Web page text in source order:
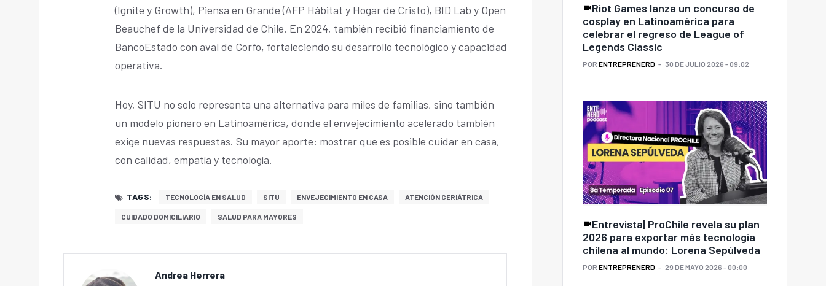
(Ignite y Growth), Piensa en Grande (AFP Hábitat y Hogar de Cristo), BID Lab y Open
Beauchef de la Universidad de Chile. En 2024, también recibió financiamiento de
BancoEstado con aval de Corfo, fortaleciendo su desarrollo tecnológico y capacidad
operativa.
Hoy, SITU no solo representa una alternativa para miles de familias, sino también
un modelo pionero en Latinoamérica, donde el envejecimiento acelerado también
exige nuevas respuestas. Su mayor aporte: mostrar que es posible cuidar en casa,
con calidad, empatía y tecnología.
TAGS: TECNOLOGÍA EN SALUD SITU ENVEJECIMIENTO EN CASA ATENCIÓN GERIÁTRICA
CUIDADO DOMICILIARIO SALUD PARA MAYORES
Andrea Herrera
Riot Games lanza un concurso de
cosplay en Latinoamérica para
celebrar el regreso de League of
Legends Classic
POR ENTREPRENERD 30 DE JULIO 2026 - 09:02
Entrevista| ProChile revela su plan
2026 para exportar más tecnología
chilena al mundo: Lorena Sepúlveda
POR ENTREPRENERD 29 DE MAYO 2026 - 00:00